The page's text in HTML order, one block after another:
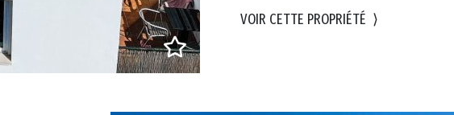
VOIR CETTE PROPRIÉTÉ ⟩